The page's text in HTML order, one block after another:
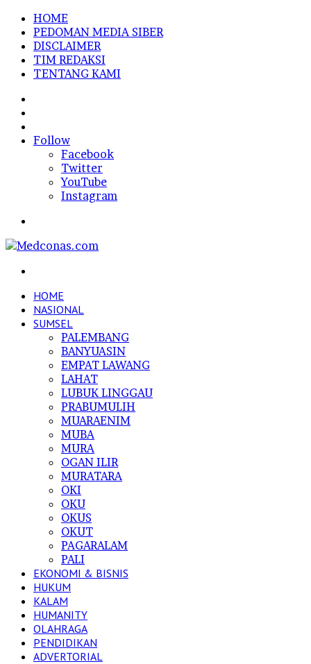
HOME
PEDOMAN MEDIA SIBER
DISCLAIMER
TIM REDAKSI
TENTANG KAMI
In
Follow
Facebook
Twitter
YouTube
Instagram
HOME
NASIONAL
SUMSEL
PALEMBANG
BANYUASIN
EMPAT LAWANG
LAHAT
LUBUK LINGGAU
PRABUMULIH
MUARAENIM
MUBA
MURA
OGAN ILIR
MURATARA
OKI
OKU
OKUS
OKUT
PAGARALAM
PALI
EKONOMI & BISNIS
HUKUM
KALAM
HUMANITY
OLAHRAGA
PENDIDIKAN
ADVERTORIAL